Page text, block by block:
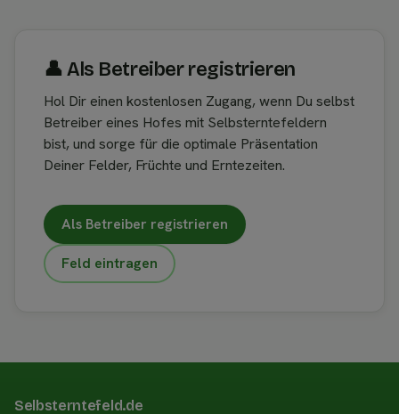
👤︎ Als Betreiber registrieren
Hol Dir einen kostenlosen Zugang, wenn Du selbst
Betreiber eines Hofes mit Selbsterntefeldern
bist, und sorge für die optimale Präsentation
Deiner Felder, Früchte und Erntezeiten.
Als Betreiber registrieren
Feld eintragen
Selbsterntefeld.de